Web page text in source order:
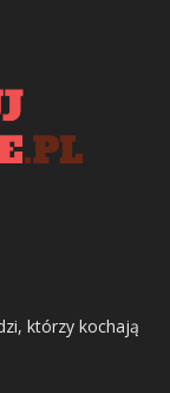
którzy kochają